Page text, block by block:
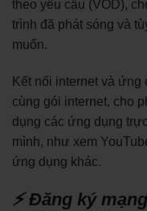
theo yêu cầu (VOD),
trình đã phát sóng và
muốn.
Kết nối internet và
cùng gói internet, cho
dụng các ứng dụng
mình, như xem
ứng dụng khác.
⚡ Đăng ký